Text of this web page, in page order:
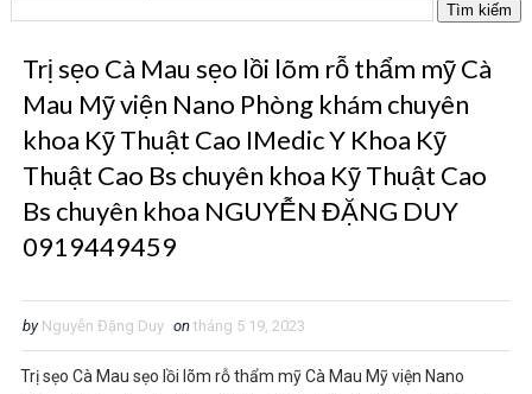
Trị sẹo Cà Mau sẹo lồi lõm rỗ thẩm mỹ Cà
Mau Mỹ viện Nano Phòng khám chuyên
khoa Kỹ Thuật Cao IMedic Y Khoa Kỹ
Thuật Cao Bs chuyên khoa Kỹ Thuật Cao
Bs chuyên khoa NGUYỄN ĐẶNG DUY
0919449459
by Nguyễn Đặng Duy on tháng 5 19, 2023
Trị sẹo Cà Mau sẹo lồi lõm rỗ thẩm mỹ Cà Mau Mỹ viện Nano